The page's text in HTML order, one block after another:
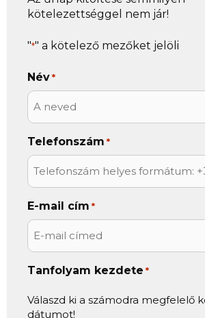
kötelezettséggel nem jár!
"*" a kötelező mezőket jelöli
Név *
Telefonszám *
E-mail cím *
Tanfolyam kezdete *
Válaszd ki a számodra megfelelő
dátumot!